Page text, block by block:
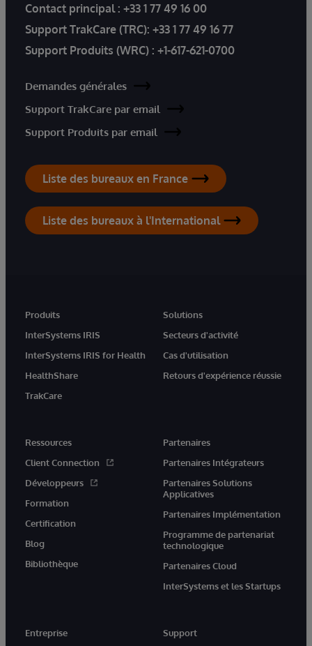
Contact principal : +33 1 77 49 16 00
Support TrakCare (TRC): +33 1 77 49 16 77
Support Produits (WRC) : +1-617-621-0700
Demandes générales
Support TrakCare par email
Support Produits par email
Liste des bureaux en France
Liste des bureaux à l'International
Produits
InterSystems IRIS
InterSystems IRIS for Health
HealthShare
TrakCare
Solutions
Secteurs d'activité
Cas d'utilisation
Retours d'expérience réussie
Ressources
Client Connection
Développeurs
Formation
Certification
Blog
Bibliothèque
Partenaires
Partenaires Intégrateurs
Partenaires Solutions
Applicatives
Partenaires Implémentation
Programme de partenariat
technologique
Partenaires Cloud
InterSystems et les Startups
Entreprise Support